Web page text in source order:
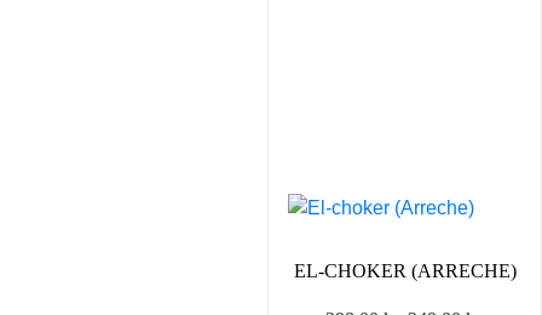
EL-CHOKER (ARRECHE)